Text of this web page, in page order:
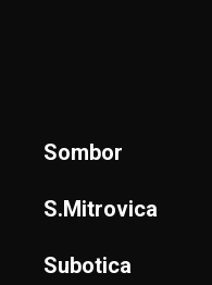
Sombor
S.Mitrovica
Subotica